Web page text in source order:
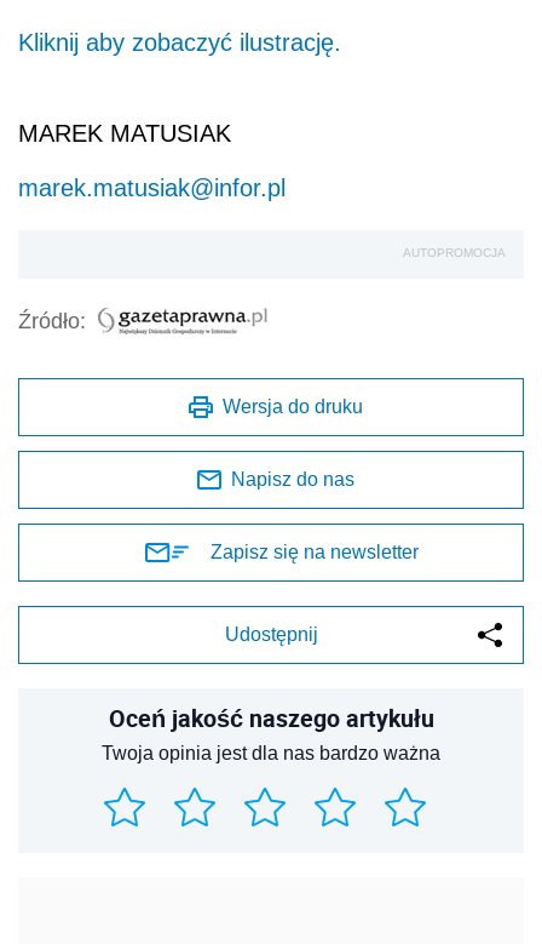
Kliknij aby zobaczyć ilustrację.
MAREK MATUSIAK
marek.matusiak@infor.pl
AUTOPROMOCJA
Źródło:
Wersja do druku
Napisz do nas
Zapisz się na newsletter
Udostępnij
Oceń jakość naszego artykułu
Twoja opinia jest dla nas bardzo ważna